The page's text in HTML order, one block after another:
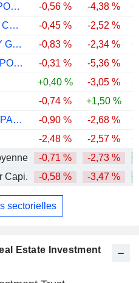
Estate Investment
KIMCO REALTY CORPORATION
-0,56 % -4,38 %
REGENCY CENTERS CORPORATION
-0,45 % -2,52 %
BRIXMOR PROPERTY GROUP INC.
-0,83 % -2,34 %
AGREE REALTY CORPORATION
-0,31 % -5,36 %
+0,40 % -3,05 %
-0,74 % +1,50 %
THE MACERICH COMPANY
-0,90 % -2,68 %
-2,48 % -2,57 %
-0,71 % -2,73 %
Capi.
-0,58 % -3,47 %
sectorielles